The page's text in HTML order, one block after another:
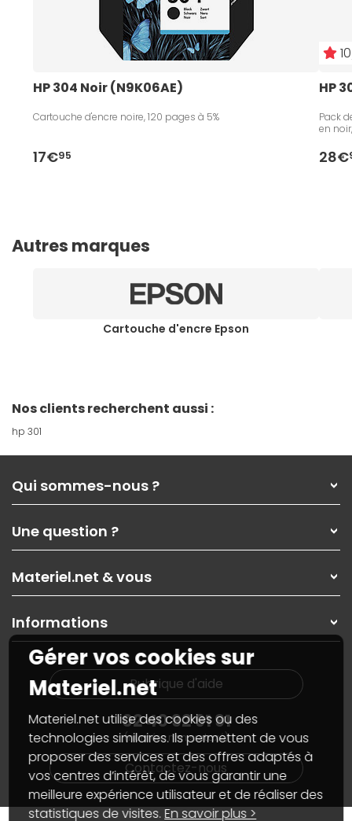
HP 304 Noir (N9K06AE)
Cartouche d'encre noire, 120 pages à 5%
17€95
HP
Pack
en
28€
Autres marques
Cartouche d'encre Epson
Nos clients recherchent aussi :
hp 301
Qui sommes-nous ?
Nos services
Les magasins Materiel.net
Nos solutions pour les pros
Contactez-nous
Une question ?
Paiement, livraison
Garanties,Pack Zen
SAV, demander un retour
Informations
Guides d'achats et tutoriels
Materiel.net & vous
On rachète votre carte graphique
PC sur mesure : Votre RDV personnalisé
Notre démarche écologique
Materiel.net recrute
Notre programme d'affiliation
Partenariat & Sponsoring
Informations
Plan du site
Nos marques
Conditions générales de vente
Informations légales
Données personnellesetcookies
Gérer vos cookies
Accessibilité : non conforme
Rubrique d'aide
02 40 92 91 91
(numéro non surtaxé)
Contactez-nous
Gérer vos cookies sur
Materiel.net
Materiel.net utilise des cookies ou des
technologies similaires. Ils permettent de vous
proposer des services et des offres adaptés à
vos centres d’intérêt, de vous garantir une
meilleure expérience utilisateur et de réaliser des
statistiques de visites.En savoir plus >